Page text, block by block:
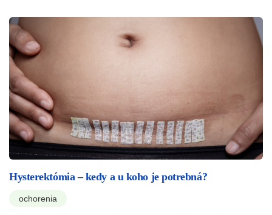
Hysterektómia – kedy a u koho je potrebná?
ochorenia